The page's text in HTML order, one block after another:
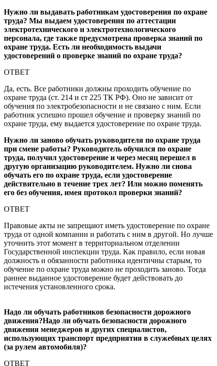
Нужно ли выдавать работникам удостоверения по охране
труда? Мы выдаем удостоверения по аттестации
электротехнического и электротехнологического
персонала, где также предусмотрена проверка знаний по
охране труда. Есть ли необходимость выдачи
удостоверений о проверке знаний по охране труда?
ОТВЕТ
Да, есть. Все работники должны проходить обучение по
охране труда (ст. 214 и ст 225 ТК РФ). Оно не зависит от
обучения по электробезопасности и не связано с ним. Если
работник успешно прошел обучение и проверку знаний по
охране труда, ему выдается удостоверение по охране труда.
Нужно ли заново обучать руководителя по охране труда
при смене работы? Руководитель обучился по охране
труда, получил удостоверение и через месяц перешел в
другую организацию руководителем. Нужно ли снова
обучать его по охране труда, если удостоверение
действительно в течение трех лет? Или можно поменять
его без обучения, имея протокол проверки знаний?
ОТВЕТ
Правовые акты не запрещают иметь удостоверение по охране
труда от одной компании и работать с ним в другой. Но лучше
уточнить этот момент в территориальном отделении
Государственной инспекции труда. Как правило, если новая
должность и обязанности работника идентичны старым, то
обучение по охране труда можно не проходить заново. Тогда
раннее выданное удостоверение будет действовать до
истечения установленного срока.
Надо ли обучать работников безопасности дорожного
движения?Надо ли обучать безопасности дорожного
движения менеджеров и других специалистов,
использующих транспорт предприятия в служебных целях
(за рулем автомобиля)?
ОТВЕТ